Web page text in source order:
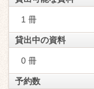
1 冊
貸出中の資料
0 冊
予約数